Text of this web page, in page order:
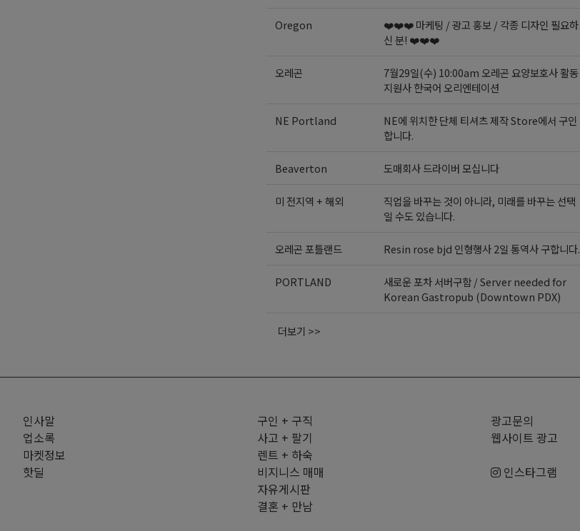
Oregon
❤️❤️❤️ 마케팅 / 광고 홍보 / 각종 디자인 필요하
신 분! ❤️❤️❤️
오레곤
7월29일(수) 10:00am 오레곤 요양보호사 활동
지원사 한국어 오리엔테이션
NE Portland
NE에 위치한 단체 티셔츠 제작 Store에서 구인
합니다.
Beaverton 도매회사 드라이버 모십니다
미 전지역 + 해외
직업을 바꾸는 것이 아니라, 미래를 바꾸는 선택
일 수도 있습니다.
오레곤 포틀랜드 Resin rose bjd 인형행사 2일 통역사 구합니다.
PORTLAND
새로운 포차 서버구함 / Server needed for
Korean Gastropub (Downtown PDX)
더보기 >>
인사말
업소록
마켓정보
핫딜
구인 + 구직
사고 + 팔기
렌트 + 하숙
비지니스 매매
자유게시판
결혼 + 만남
광고문의
웹사이트 광고
인스타그램